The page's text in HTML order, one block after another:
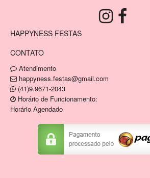
HAPPYNESS FESTAS
CONTATO
Atendimento
happyness.festas@gmail.com
(41)9.9671-2043
Horário de Funcionamento:
Horário Agendado